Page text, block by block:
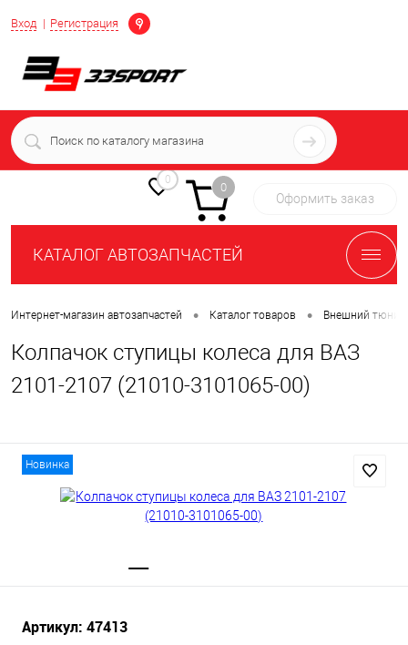
Вход Регистрация
Определение
+7 (939) 716-10-06
пн-пт 7:00-16:00 МСК
0
0
Оформить заказ
КАТАЛОГ АВТОЗАПЧАСТЕЙ
Интернет-магазин автозапчастей • Каталог товаров • Внешний
Колпачок ступицы колеса для ВАЗ
2101-2107 (21010-3101065-00)
Новинка
Артикул: 47413